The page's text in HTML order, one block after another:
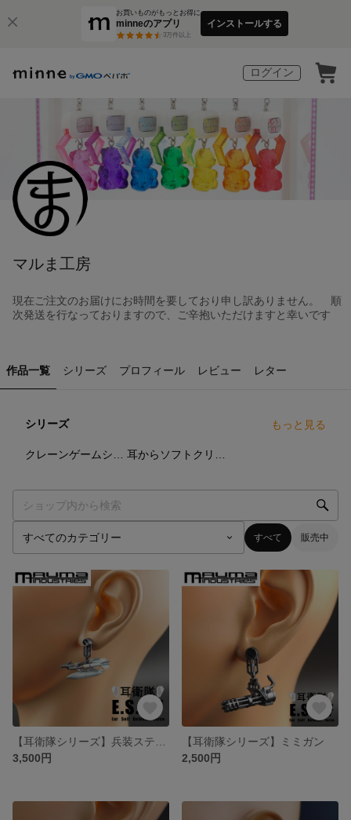
お買いものがもっとお得に
minneのアプリ
3万件以上
インストールする
ログイン
マルま工房
現在ご注文のお届けにお時間を要しており申し訳ありません。 順
次発送を行なっておりますので、ご辛抱いただけますと幸いです
作品一覧 シリーズ プロフィール レビュー レター
シリーズ もっと見る
すべて 販売中
3,500円
【耳衛隊シリーズ】ミミガン
2,500円